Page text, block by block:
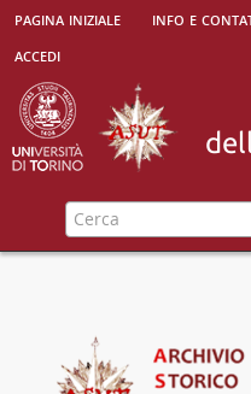
pagina iniziale info e
accedi
[Superfondo]
[Fondo] Regia
[Sub-fondo]
[Sub-fondo]
[Sub-fondo]
[Sub-fondo]
[Sub-fondo]